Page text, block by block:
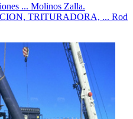
... Molinos Zalla.
TRITURADORA, ... Rod